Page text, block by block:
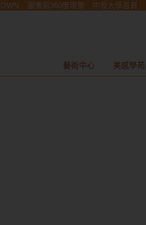
圖書館360度環景 中原大學首頁
藝術中心 美感學苑